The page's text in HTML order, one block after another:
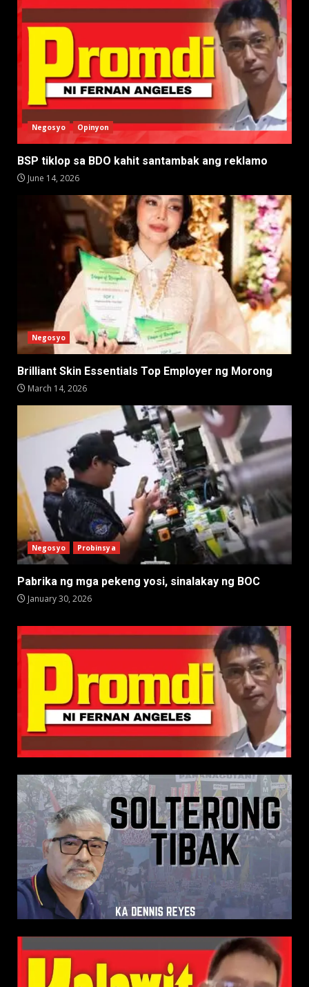
Negosyo Opinyon
BSP tiklop sa BDO kahit santambak ang reklamo
June 14, 2026
Negosyo
Brilliant Skin Essentials Top Employer ng Morong
March 14, 2026
Negosyo Probinsya
Pabrika ng mga pekeng yosi, sinalakay ng BOC
January 30, 2026